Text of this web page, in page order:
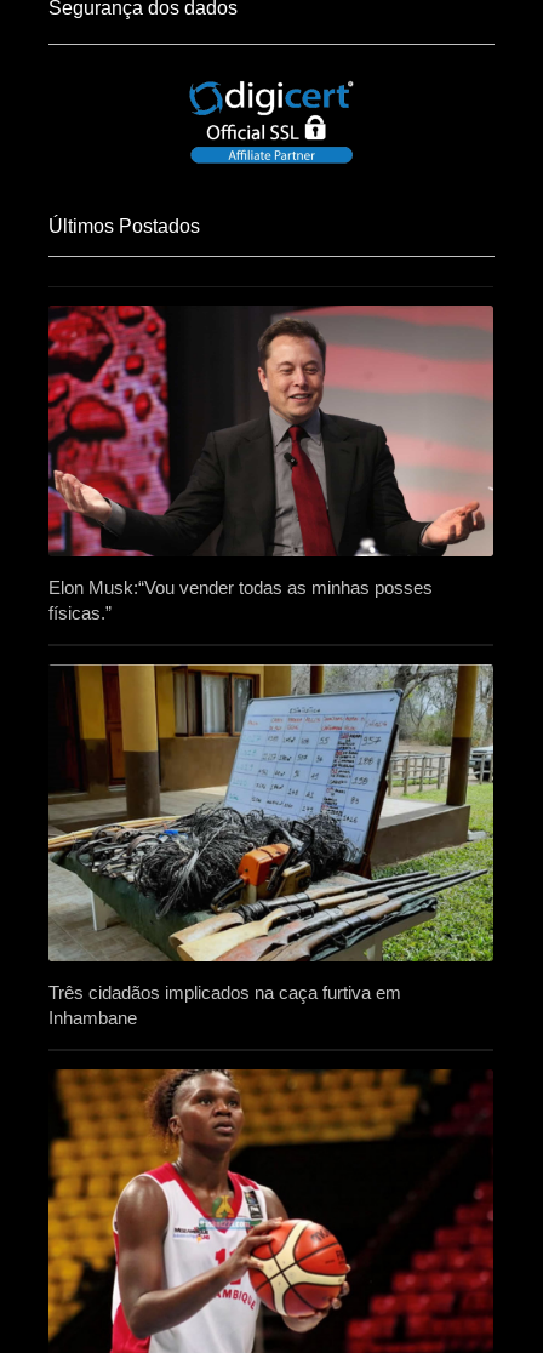
Segurança dos dados
Últimos Postados
Elon Musk:“Vou vender todas as minhas posses
físicas.”
Três cidadãos implicados na caça furtiva em
Inhambane